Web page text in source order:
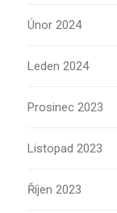
Únor 2024
Leden 2024
Prosinec 2023
Listopad 2023
Říjen 2023